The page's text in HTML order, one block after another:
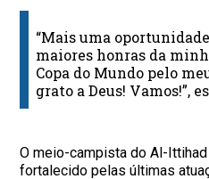
“Mais uma
maiores honras da
Copa do Mundo pelo
grato a Deus! Vamos!”,
O meio-campista do Al-
fortalecido pelas últimas